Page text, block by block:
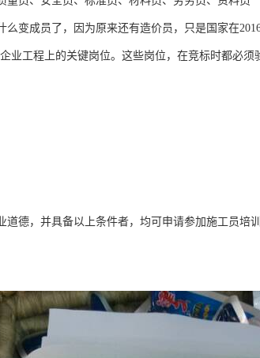
么变成员了，因为原来还有造价员，只是国家在
业工程上的关键岗位。这些岗位，在竞标时都必
道德，并具备以上条件者，均可申请参加施工员培